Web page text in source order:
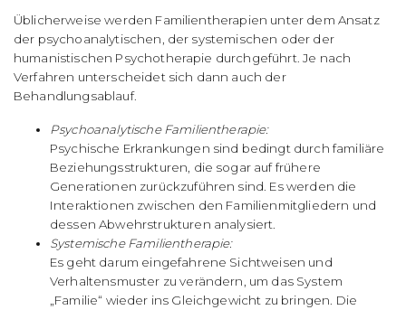
Üblicherweise werden Familientherapien unter dem Ansatz
der psychoanalytischen, der systemischen oder der
humanistischen Psychotherapie durchgeführt. Je nach
Verfahren unterscheidet sich dann auch der
Behandlungsablauf.
Psychoanalytische Familientherapie:
Psychische Erkrankungen sind bedingt durch familiäre
Beziehungsstrukturen, die sogar auf frühere
Generationen zurückzuführen sind. Es werden die
Interaktionen zwischen den Familienmitgliedern und
dessen Abwehrstrukturen analysiert.
Systemische Familientherapie:
Es geht darum eingefahrene Sichtweisen und
Verhaltensmuster zu verändern, um das System
„Familie“ wieder ins Gleichgewicht zu bringen. Die